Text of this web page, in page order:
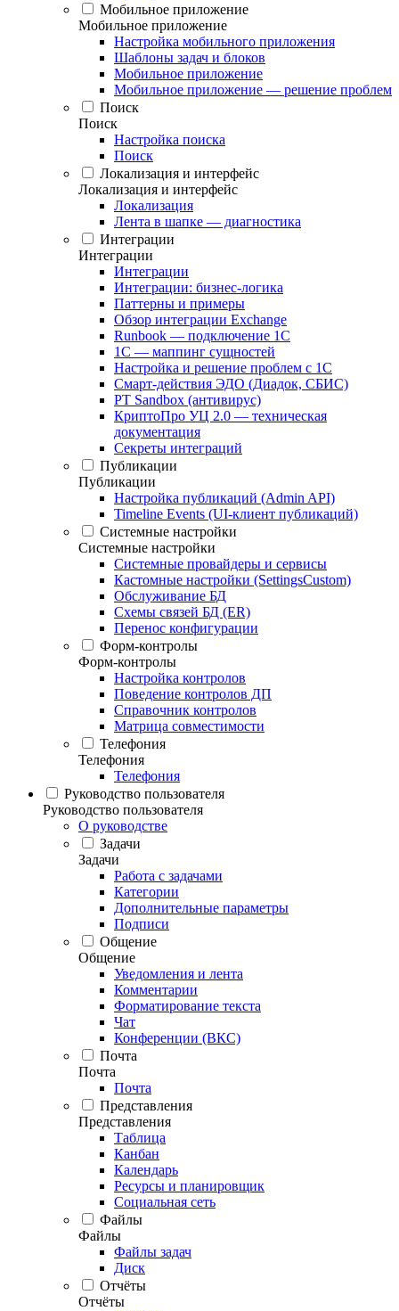
Мобильное приложение
Мобильное приложение
Настройка мобильного приложения
Шаблоны задач и блоков
Мобильное приложение
Мобильное приложение — решение проблем
Поиск
Поиск
Настройка поиска
Поиск
Локализация и интерфейс
Локализация и интерфейс
Локализация
Лента в шапке — диагностика
Интеграции
Интеграции
Интеграции
Интеграции: бизнес-логика
Паттерны и примеры
Обзор интеграции Exchange
Runbook — подключение 1С
1С — маппинг сущностей
Настройка и решение проблем с 1С
Смарт-действия ЭДО (Диадок, СБИС)
PT Sandbox (антивирус)
КриптоПро УЦ 2.0 — техническая
документация
Секреты интеграций
Публикации
Публикации
Настройка публикаций (Admin API)
Timeline Events (UI-клиент публикаций)
Системные настройки
Системные настройки
Системные провайдеры и сервисы
Кастомные настройки (SettingsCustom)
Обслуживание БД
Схемы связей БД (ER)
Перенос конфигурации
Форм-контролы
Форм-контролы
Настройка контролов
Поведение контролов ДП
Справочник контролов
Матрица совместимости
Телефония
Телефония
Телефония
Руководство пользователя
Руководство пользователя
О руководстве
Задачи
Задачи
Работа с задачами
Категории
Дополнительные параметры
Подписи
Общение
Общение
Уведомления и лента
Комментарии
Форматирование текста
Чат
Конференции (ВКС)
Почта
Почта
Почта
Представления
Представления
Таблица
Канбан
Календарь
Ресурсы и планировщик
Социальная сеть
Файлы
Файлы
Файлы задач
Диск
Отчёты
Отчёты